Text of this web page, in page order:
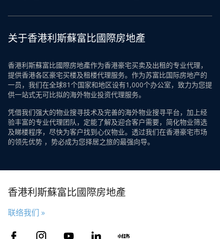
关于香港利斯蘇富比國際房地產
香港利斯蘇富比國際房地產作为香港豪宅买卖及出租的专业代理，
提供香港各区豪宅买楼及租楼代理服务。作为苏富比国际房地产的
一员，我们在全球81个国家和地区设有1,000个办公室，致力为您提
供一站式无可比拟的海外物业投资代理服务。
凭借我们强大的物业搜寻技术及完善的海外物业搜寻平台，加上经
验丰富的专业代理团队，定能了解及迎合客户需要，简化物业筛选
及睇楼程序，尽快为客户找到心仪物业。透过我们在香港豪宅市场
的领先优势 ，势必成为您择居之旅的最强向导。
香港利斯蘇富比國際房地產
联络我们 »